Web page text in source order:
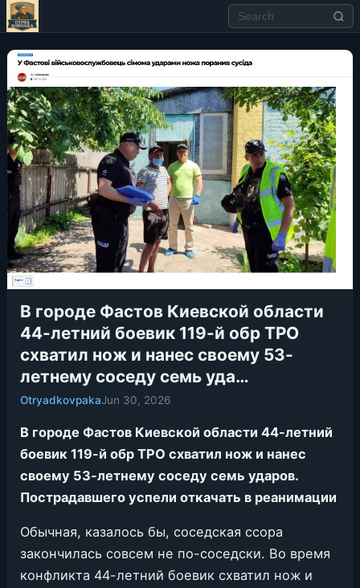
В городе Фастов Киевской области
44-летний боевик 119-й обр ТРО
схватил нож и нанес своему 53-
летнему соседу семь уда…
OtryadkovpakaJun 30, 2026
В городе Фастов Киевской области 44-летний
боевик 119-й обр ТРО схватил нож и нанес
своему 53-летнему соседу семь ударов.
Пострадавшего успели откачать в реанимации
Обычная, казалось бы, соседская ссора
закончилась совсем не по-соседски. Во время
конфликта 44-летний боевик схватил нож и